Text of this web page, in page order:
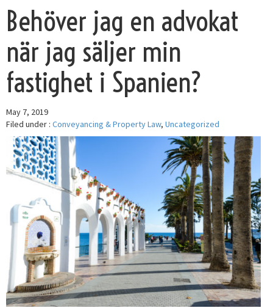
Behöver jag en advokat
när jag säljer min
fastighet i Spanien?
May 7, 2019
Filed under : Conveyancing & Property Law, Uncategorized